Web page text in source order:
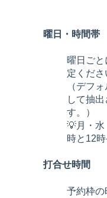
曜日・時間帯
曜日ご
定くださ
（デフ
して抽
す。）
💡月・
時と12
打合せ時間
予約枠の